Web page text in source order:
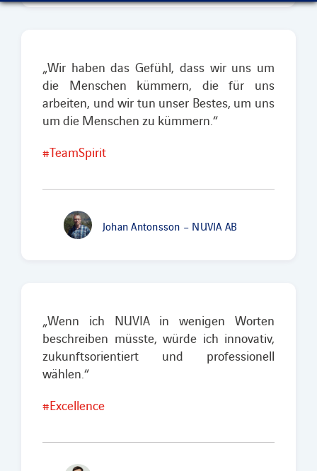
„Wir haben das Gefühl, dass wir uns um
die Menschen kümmern, die für uns
arbeiten, und wir tun unser Bestes, um uns
um die Menschen zu kümmern.“
#TeamSpirit
Johan Antonsson – NUVIA AB
„Wenn ich NUVIA in wenigen Worten
beschreiben müsste, würde ich innovativ,
zukunftsorientiert und professionell
wählen.“
#Excellence